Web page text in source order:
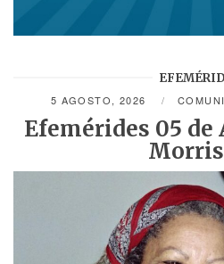
5 AGOSTO, 2026
Efemérides 05